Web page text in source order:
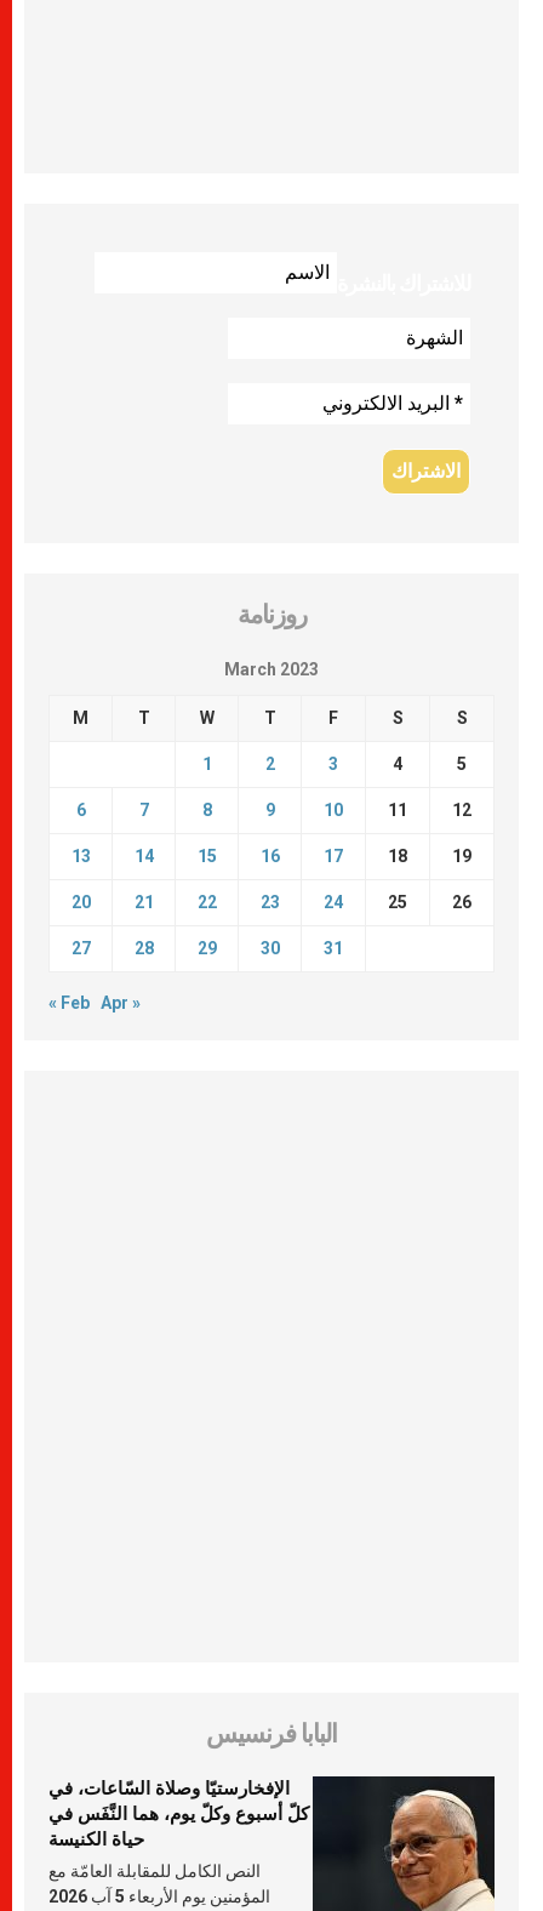
روزنامة
March 2023
M T W T F S S
1 2 3 4 5
6 7 8 9 10 11 12
13 14 15 16 17 18 19
20 21 22 23 24 25 26
27 28 29 30 31
« Feb Apr »
البابا فرنسيس
الإفخارستيّا وصلاة السّاعات، في
كلّ أسبوع وكلّ يوم، هما النَّفَس في
حياة الكنيسة
النص الكامل للمقابلة العامّة مع
المؤمنين يوم الأربعاء 5 آب 2026